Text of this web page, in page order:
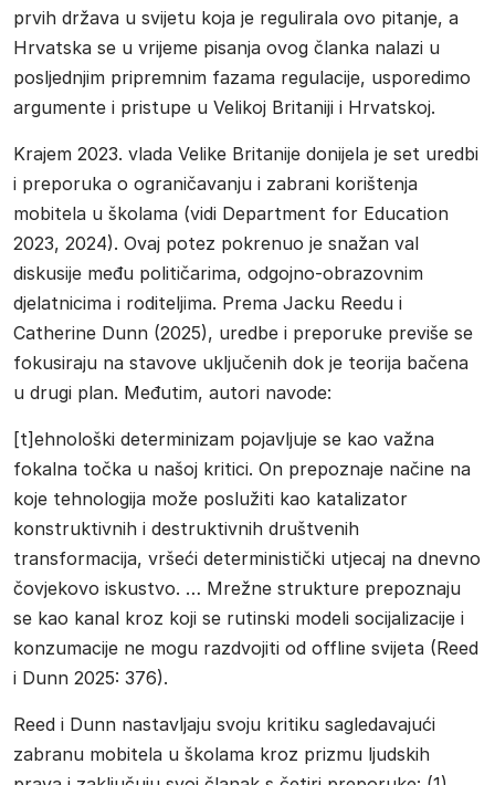
prvih država u svijetu koja je regulirala ovo pitanje, a
Hrvatska se u vrijeme pisanja ovog članka nalazi u
posljednjim pripremnim fazama regulacije, usporedimo
argumente i pristupe u Velikoj Britaniji i Hrvatskoj.
Krajem 2023. vlada Velike Britanije donijela je set uredbi
i preporuka o ograničavanju i zabrani korištenja
mobitela u školama (vidi Department for Education
2023, 2024). Ovaj potez pokrenuo je snažan val
diskusije među političarima, odgojno-obrazovnim
djelatnicima i roditeljima. Prema Jacku Reedu i
Catherine Dunn (2025), uredbe i preporuke previše se
fokusiraju na stavove uključenih dok je teorija bačena
u drugi plan. Međutim, autori navode:
[t]ehnološki determinizam pojavljuje se kao važna
fokalna točka u našoj kritici. On prepoznaje načine na
koje tehnologija može poslužiti kao katalizator
konstruktivnih i destruktivnih društvenih
transformacija, vršeći deterministički utjecaj na dnevno
čovjekovo iskustvo. … Mrežne strukture prepoznaju
se kao kanal kroz koji se rutinski modeli socijalizacije i
konzumacije ne mogu razdvojiti od offline svijeta (Reed
i Dunn 2025: 376).
Reed i Dunn nastavljaju svoju kritiku sagledavajući
zabranu mobitela u školama kroz prizmu ljudskih